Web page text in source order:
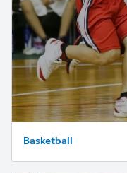
Basketball